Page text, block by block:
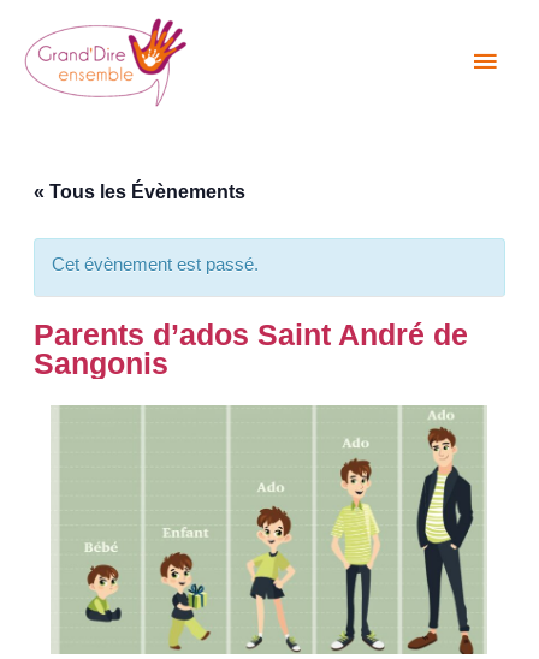
contenu
« Tous les Évènements
Cet évènement est passé.
Parents d’ados Saint André de
Sangonis